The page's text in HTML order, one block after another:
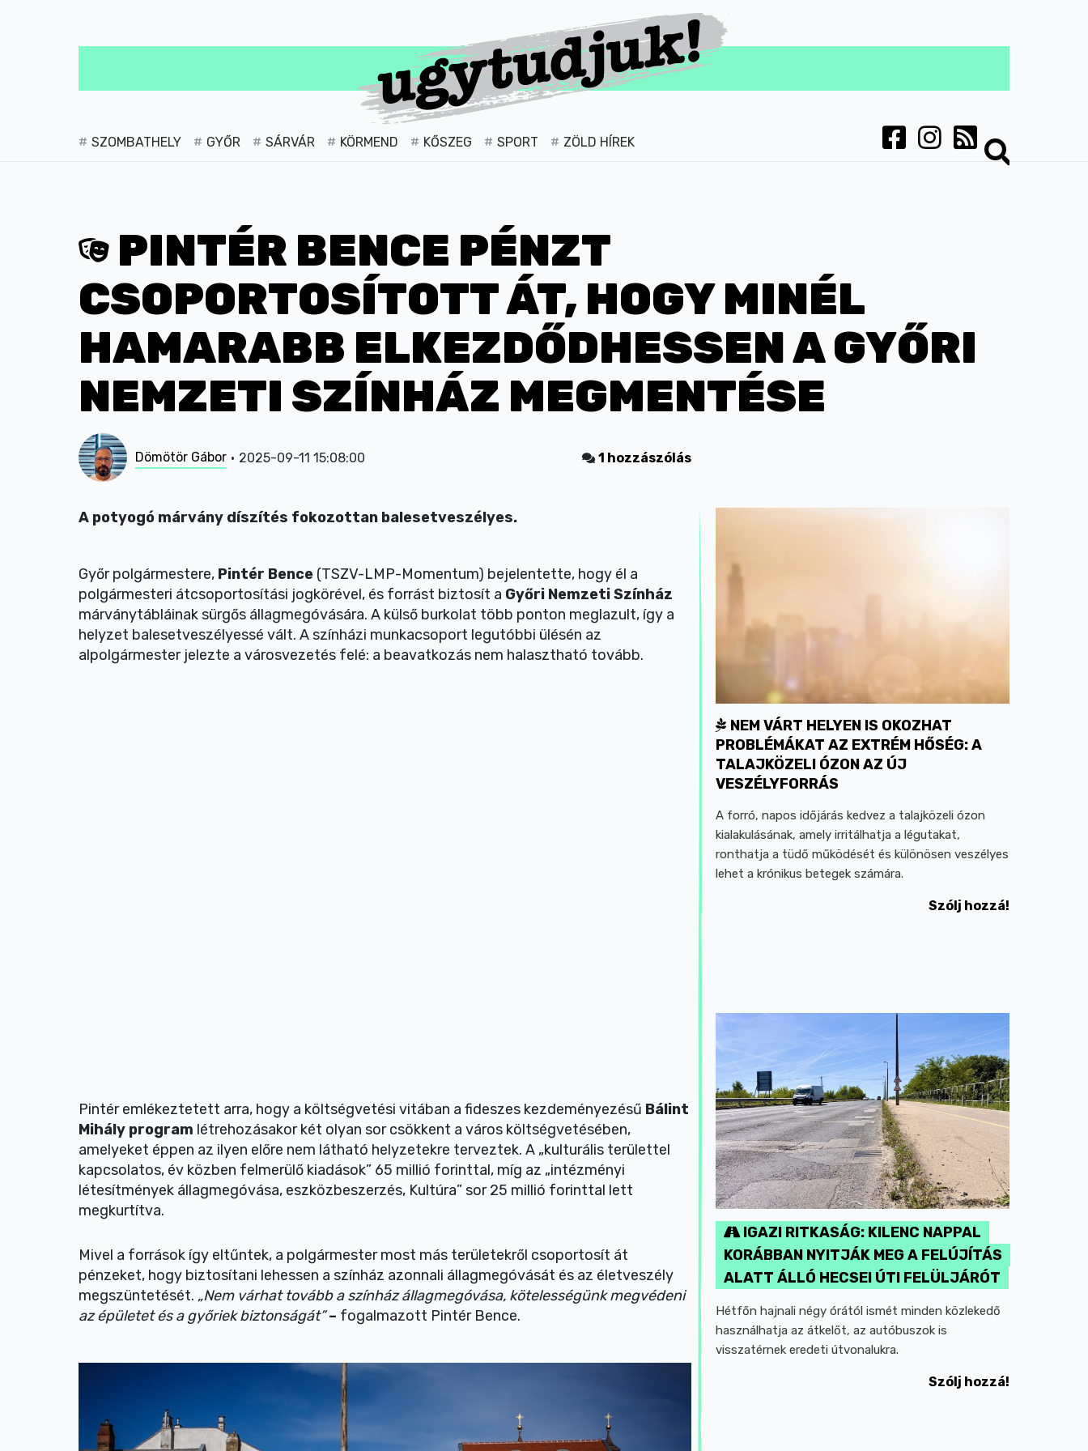
SZOMBATHELY GYŐR SÁRVÁR KÖRMEND KŐSZEG SPORT ZÖLD HÍREK
PINTÉR BENCE PÉNZT
CSOPORTOSÍTOTT ÁT, HOGY MINÉL
HAMARABB ELKEZDŐDHESSEN A GYŐRI
NEMZETI SZÍNHÁZ MEGMENTÉSE
Dömötör Gábor 2025-09-11 15:08:00 1 hozzászólás
A potyogó márvány díszítés fokozottan balesetveszélyes.
Győr polgármestere, Pintér Bence (TSZV-LMP-Momentum) bejelentette, hogy él a
polgármesteri átcsoportosítási jogkörével, és forrást biztosít a Győri Nemzeti Színház
márványtábláinak sürgős állagmegóvására. A külső burkolat több ponton meglazult, így a
helyzet balesetveszélyessé vált. A színházi munkacsoport legutóbbi ülésén az
alpolgármester jelezte a városvezetés felé: a beavatkozás nem halasztható tovább.
Pintér emlékeztetett arra, hogy a költségvetési vitában a fideszes kezdeményezésű Bálint
Mihály program létrehozásakor két olyan sor csökkent a város költségvetésében,
amelyeket éppen az ilyen előre nem látható helyzetekre terveztek. A „kulturális területtel
kapcsolatos, év közben felmerülő kiadások” 65 millió forinttal, míg az „intézményi
létesítmények állagmegóvása, eszközbeszerzés, Kultúra” sor 25 millió forinttal lett
megkurtítva.
Mivel a források így eltűntek, a polgármester most más területekről csoportosít át
pénzeket, hogy biztosítani lehessen a színház azonnali állagmegóvását és az életveszély
megszüntetését. „Nem várhat tovább a színház állagmegóvása, kötelességünk megvédeni
az épületet és a győriek biztonságát”– fogalmazott Pintér Bence.
NEM VÁRT HELYEN IS OKOZHAT
PROBLÉMÁKAT AZ EXTRÉM HŐSÉG: A
TALAJKÖZELI ÓZON AZ ÚJ
VESZÉLYFORRÁS
A forró, napos időjárás kedvez a talajközeli ózon
kialakulásának, amely irritálhatja a légutakat,
ronthatja a tüdő működését és különösen veszélyes
lehet a krónikus betegek számára.
Szólj hozzá!
IGAZI RITKASÁG: KILENC NAPPAL
KORÁBBAN NYITJÁK MEG A FELÚJÍTÁS
ALATT ÁLLÓ HECSEI ÚTI FELÜLJÁRÓT
Hétfőn hajnali négy órától ismét minden közlekedő
használhatja az átkelőt, az autóbuszok is
visszatérnek eredeti útvonalukra.
Szólj hozzá!